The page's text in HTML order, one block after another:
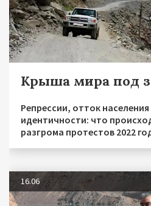
Крыша мира под
Репрессии, отток
идентичности: что
разгрома протестов 2022
16.06